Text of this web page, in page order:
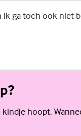
ga toch ook niet
hoopt.